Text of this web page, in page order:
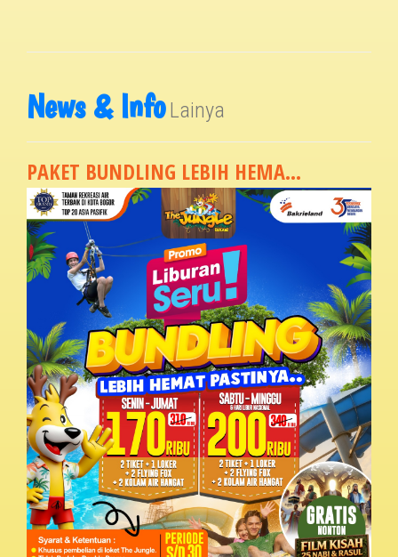
News & InfoLainya
PAKET BUNDLING LEBIH HEMA...